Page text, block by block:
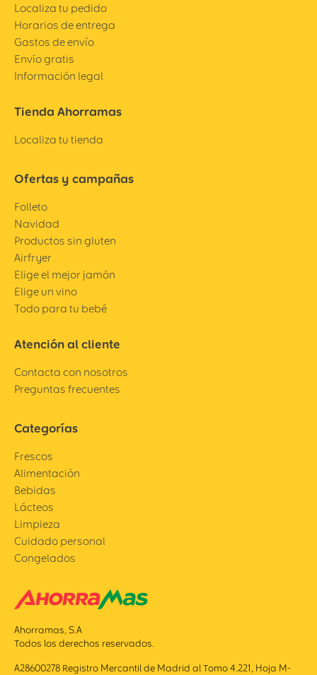
Localiza tu pedido
Horarios de entrega
Gastos de envío
Envío gratis
Información legal
Tienda Ahorramas
Localiza tu tienda
Ofertas y campañas
Folleto
Navidad
Productos sin gluten
Airfryer
Elige el mejor jamón
Elige un vino
Todo para tu bebé
Atención al cliente
Contacta con nosotros
Preguntas frecuentes
Categorías
Frescos
Alimentación
Bebidas
Lácteos
Limpieza
Cuidado personal
Congelados
Ahorramas, S.A
Todos los derechos reservados.
A28600278 Registro Mercantil de Madrid al Tomo 4.221, Hoja M-